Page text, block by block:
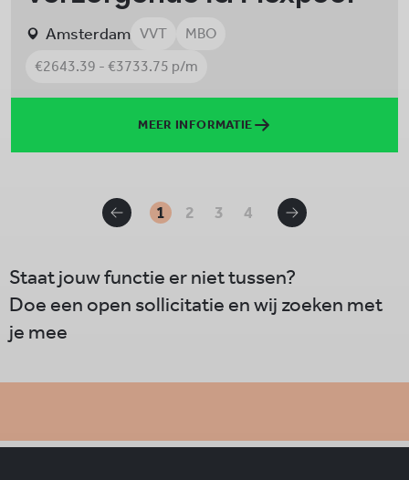
Amsterdam VVT
MBO
€2643.39 - €3733.75 p/m
MEER INFORMATIE
1 2 3 4
Staat jouw functie er niet tussen?
Doe een open sollicitatie en wij zoeken met
je mee